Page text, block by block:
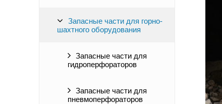
Запасные части для горно-
шахтного оборудования
Запасные части для
гидроперфораторов
Запасные части для
пневмоперфораторов